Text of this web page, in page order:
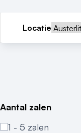
Locatie
Aantal zalen
1 - 5 zalen